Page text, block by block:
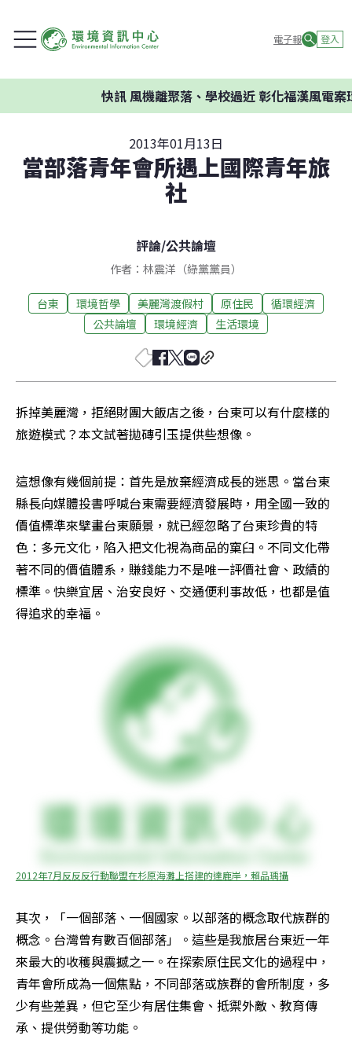
電子報 登入
快訊風機離聚落、學校過近 彰化福漢風電案環
2013年01月13日
當部落青年會所遇上國際青年旅
社
評論/公共論壇
作者：林震洋（綠黨黨員）
台東 環境哲學 美麗灣渡假村 原住民
循環經濟
公共論壇
環境經濟 生活環境
拆掉美麗灣，拒絕財團大飯店之後，台東可以有什麼樣的
旅遊模式？本文試著拋磚引玉提供些想像。
這想像有幾個前提：首先是放棄經濟成長的迷思。當台東
縣長向媒體投書呼喊台東需要經濟發展時，用全國一致的
價值標準來擘畫台東願景，就已經忽略了台東珍貴的特
色：多元文化，陷入把文化視為商品的窠臼。不同文化帶
著不同的價值體系，賺錢能力不是唯一評價社會、政績的
標準。快樂宜居、治安良好、交通便利事故低，也都是值
得追求的幸福。
2012年7月反反反行動聯盟在杉原海灘上搭建的達鹿岸，賴品瑀攝
其次，「一個部落、一個國家。以部落的概念取代族群的
概念。台灣曾有數百個部落」。這些是我旅居台東近一年
來最大的收穫與震撼之一。在探索原住民文化的過程中，
青年會所成為一個焦點，不同部落或族群的會所制度，多
少有些差異，但它至少有居住集會、抵禦外敵、教育傳
承、提供勞動等功能。